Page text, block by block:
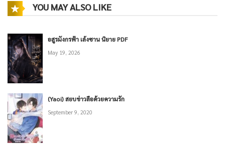
YOU MAY ALSO LIKE
อสูรมังกรฟ้า เล้งซาน นิยาย PDF
May 19, 2026
(Yaoi) สยบข่าวลือด้วยความรัก
September 9, 2020